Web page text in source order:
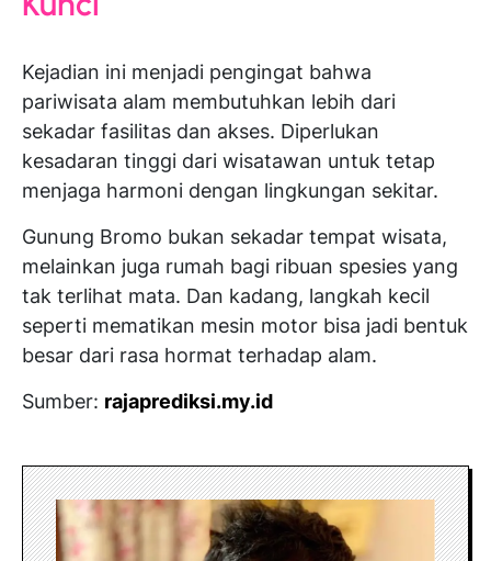
Kejadian ini menjadi pengingat bahwa
pariwisata alam membutuhkan lebih dari
sekadar fasilitas dan akses. Diperlukan
kesadaran tinggi dari wisatawan untuk tetap
menjaga harmoni dengan lingkungan sekitar.
Gunung Bromo bukan sekadar tempat wisata,
melainkan juga rumah bagi ribuan spesies yang
tak terlihat mata. Dan kadang, langkah kecil
seperti mematikan mesin motor bisa jadi bentuk
besar dari rasa hormat terhadap alam.
Sumber: rajaprediksi.my.id